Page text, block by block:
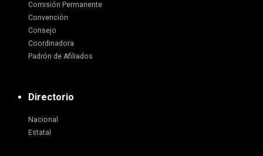
Comisión Permanente
Convención
Consejo
Coordinadora
Padrón de Afiliados
Directorio
Nacional
Estatal